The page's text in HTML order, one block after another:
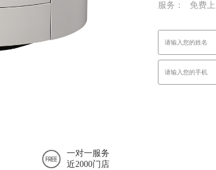
服务： 免费
一对一服务
近2000门店